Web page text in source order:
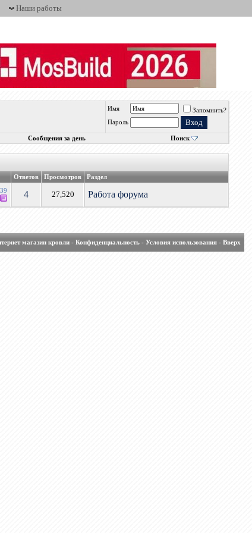
Наши работы
Имя
Запомнить?
Пароль
Сообщения за день Поиск
Ответов Просмотров Раздел
4 27,520 Работа форума
магазин кровли- Конфиденциальность- Условия использования- Вверх